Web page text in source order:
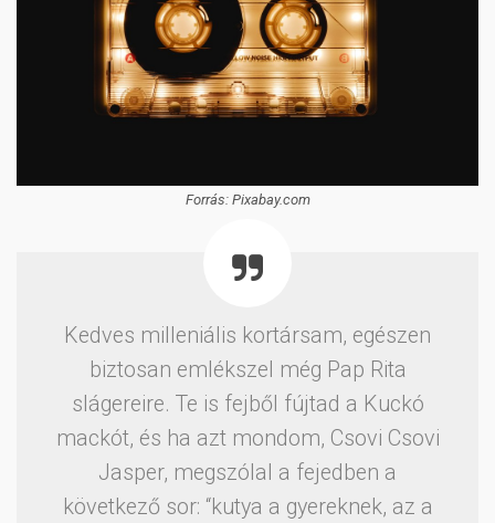
Forrás: Pixabay.com
Kedves milleniális kortársam, egészen
biztosan emlékszel még Pap Rita
slágereire. Te is fejből fújtad a Kuckó
mackót, és ha azt mondom, Csovi Csovi
Jasper, megszólal a fejedben a
következő sor: “kutya a gyereknek, az a